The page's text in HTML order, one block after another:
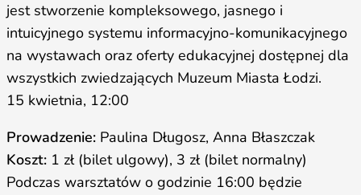
jest stworzenie kompleksowego, jasnego i
intuicyjnego systemu informacyjno-komunikacyjnego
na wystawach oraz oferty edukacyjnej dostępnej dla
wszystkich zwiedzających Muzeum Miasta Łodzi.
15 kwietnia, 12:00
Prowadzenie: Paulina Długosz, Anna Błaszczak
Koszt: 1 zł (bilet ulgowy), 3 zł (bilet normalny)
Podczas warsztatów o godzinie 16:00 będzie